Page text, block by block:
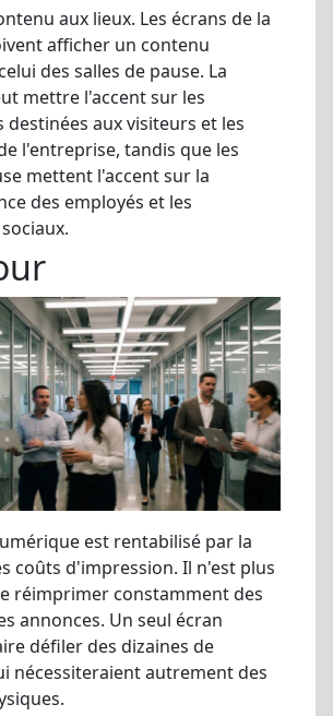
aux lieux. Les écrans de la
afficher un contenu
des salles de pause. La
mettre l'accent sur les
aux visiteurs et les
l'entreprise, tandis que les
mettent l'accent sur la
des employés et les
est rentabilisé par la
coûts d'impression. Il n'est plus
réimprimer constamment des
annonces. Un seul écran
défiler des dizaines de
nécessiteraient autrement des